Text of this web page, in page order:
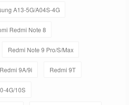
A13-5G/A04S-4G
Redmi Note 8
Redmi Note 9 Pro/S/Max
Redmi 9A/9i Redmi 9T
4G/10S